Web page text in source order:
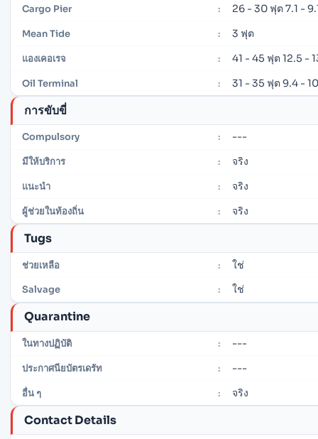
Cargo Pier : 26 - 30 ฟุต 7.1 -
Mean Tide : 3 ฟุต
แองเคอเรจ : 41 - 45 ฟุต 12.5 -
Oil Terminal : 31 - 35 ฟุต 9.4 -
การขับขี่
Compulsory : ---
มีให้บริการ : จริง
แนะนำ : จริง
ผู้ช่วยในท้องถิ่น : จริง
Tugs
ช่วยเหลือ : ใช่
Salvage : ใช่
Quarantine
ในทางปฏิบัติ : ---
ประกาศนียบัตรเดรัท : ---
อื่น ๆ : จริง
Contact Details